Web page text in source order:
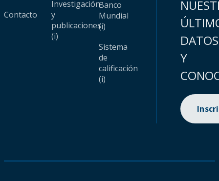
Contacto
Investigación
y
publicaciones
(i)
Banco
Mundial
(i)
Sistema
de
calificación
(i)
DATOS
Y